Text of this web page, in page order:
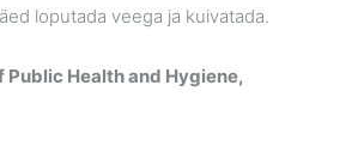
loputada veega ja kuivatada.
Health and Hygiene,